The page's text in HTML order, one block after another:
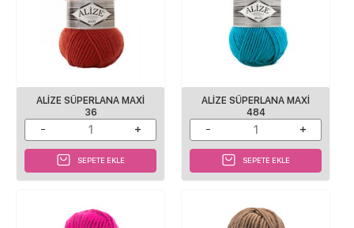
ALIZE SÜPERLANA MAXI
36
SEPETE EKLE
ALIZE SÜPERLANA MAXI
484
SEPETE EKLE